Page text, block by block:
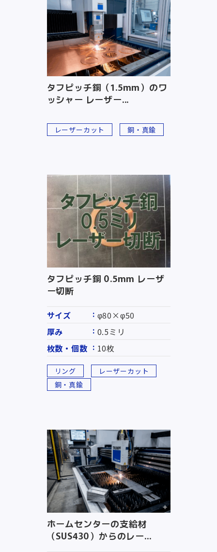
タフピッチ銅（1.5mm）のワ
ッシャー レーザー...
レーザーカット 銅・真鍮
タフピッチ銅 0.5mm レーザ
ー切断
サイズ
φ80×φ50
厚み
0.5ミリ
枚数・個数
10枚
リング
レーザーカット
銅・真鍮
ホームセンターの支給材
（SUS430）からのレー...